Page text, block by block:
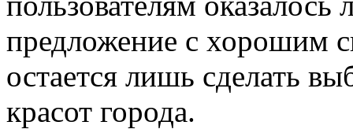
предложение с хорошим
остается лишь сделать
красот города.